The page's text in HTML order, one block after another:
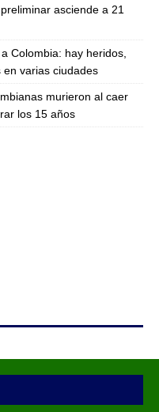
asciende a 21
Colombia: hay heridos,
varias ciudades
murieron al caer
los 15 años